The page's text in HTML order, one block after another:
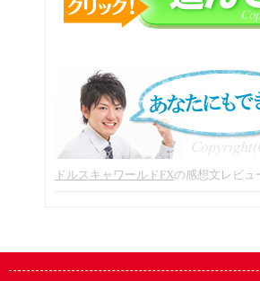
ドルスキャワールドFXの感想文レビュ